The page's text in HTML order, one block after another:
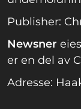
Publisher:
Newsner
er en del av
Adresse: